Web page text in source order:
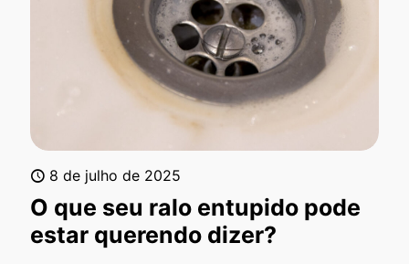
8 de julho de 2025
O que seu ralo entupido pode
estar querendo dizer?